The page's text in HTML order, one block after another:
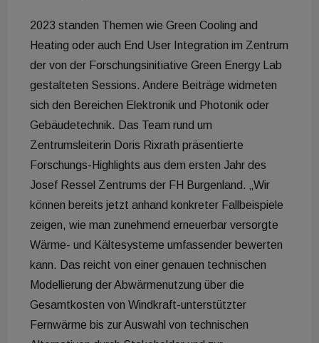
2023 standen Themen wie Green Cooling and
Heating oder auch End User Integration im Zentrum
der von der Forschungsinitiative Green Energy Lab
gestalteten Sessions. Andere Beiträge widmeten
sich den Bereichen Elektronik und Photonik oder
Gebäudetechnik. Das Team rund um
Zentrumsleiterin Doris Rixrath präsentierte
Forschungs-Highlights aus dem ersten Jahr des
Josef Ressel Zentrums der FH Burgenland. „Wir
können bereits jetzt anhand konkreter Fallbeispiele
zeigen, wie man zunehmend erneuerbar versorgte
Wärme- und Kältesysteme umfassender bewerten
kann. Das reicht von einer genauen technischen
Modellierung der Abwärmenutzung über die
Gesamtkosten von Windkraft-unterstützter
Fernwärme bis zur Auswahl von technischen